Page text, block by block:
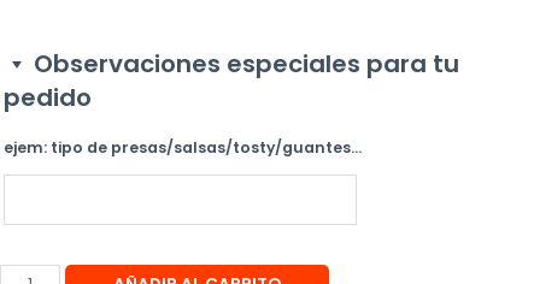
Observaciones especiales para tu
pedido
ejem: tipo de presas/salsas/tosty/guantes...